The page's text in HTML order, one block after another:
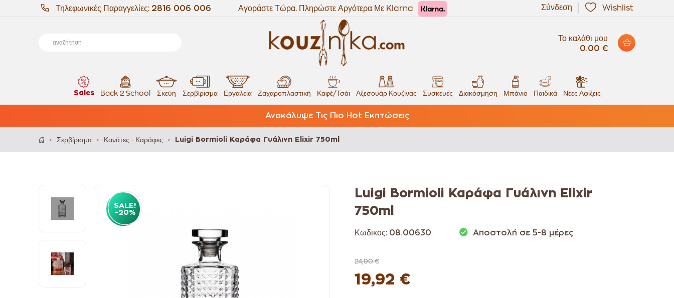
Τηλεφωνικές Παραγγελίες: 2816 006 006 Αγοράστε Τώρα. Πληρώστε Αργότερα Με Klarna Wishlist
Σύνδεση
Το καλάθι μου
0.00 €
Sales Back 2 School Σκεύη Σερβίρισμα Εργαλεία Ζαχαροπλαστική Καφέ/Τσάι Αξεσουάρ Κουζίνας Συσκευές Διακόσμηση Μπάνιο Παιδικά Νέες Αφίξεις
Ανακάλυψε Τις Πιο Hot Εκπτώσεις
> Σερβίρισμα > Κανάτες - Καράφες > Luigi Bormioli Καράφα Γυάλινη Elixir 750ml
SALE!
-20%
Luigi Bormioli Καράφα Γυάλινη Elixir
750ml
Κωδικος: 08.00630 Αποστολή σε 5-8 μέρες
24,90 €
19,92 €